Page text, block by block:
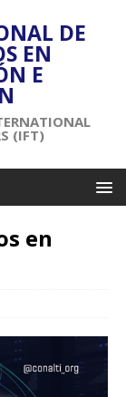
DE
EN
E
(IFT)
en